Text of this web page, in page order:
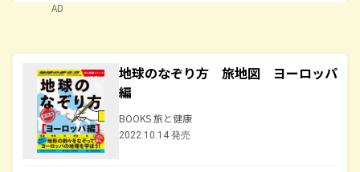
AD
地球のなぞり方 旅地図 ヨーロッパ
編
BOOKS 旅と健康
2022.10.14 発売